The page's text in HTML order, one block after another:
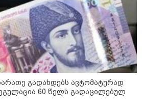
"უნდა დაგვხვრიტოთ? - არა,
თქვენი დახვრეტა რაში გვაწყობს,
გუდაუთაში ქართველ ტყვეებში
უნდა გადაგცვალოთ..."
გადახდებს ავტომატურად
60 წელს გადაცილებულ